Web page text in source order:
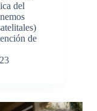
del
de